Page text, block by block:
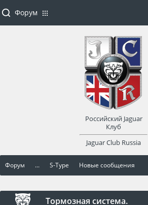
Форум ... S-Type Новые сообщения
Тормозная система.
Форум
Российский Jaguar
Клуб
Jaguar Club Russia